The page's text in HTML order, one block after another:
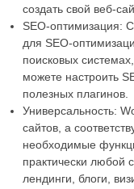
создать свой веб-
SEO-оптимизация:
для SEO-
поисковых
можете настроить
полезных плагинов.
Универсальность:
сайтов, а
необходимые
практически любой
лендинги, блоги,